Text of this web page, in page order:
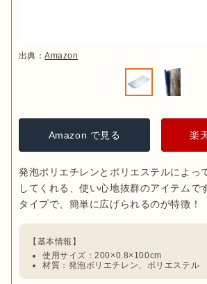
出典：Amazon
Amazon で見る 楽
発泡ポリエチレンとポリエステルによっ
してくれる、使い心地抜群のアイテムで
使用サイズ：200×0.8×100cm
材質：発泡ポリエチレン、ポリエステル